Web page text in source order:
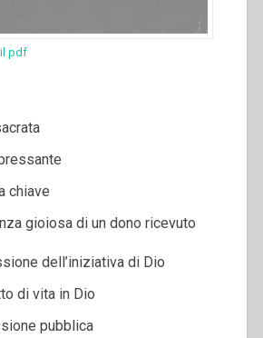
pdf
chiave
gioiosa di un dono ricevuto
dell’iniziativa di Dio
di vita in Dio
pubblica